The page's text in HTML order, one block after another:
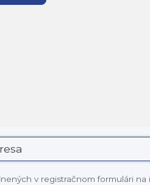
v registračnom formulári